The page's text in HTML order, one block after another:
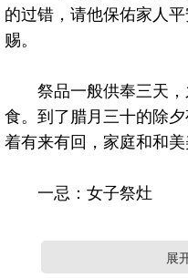
的过错，请他保佑家人
赐。
祭品一般供奉三天，
食。到了腊月三十的除
着有来有回，家庭和和美
一忌：女子祭灶
在民间，流传着“男不
秋之夜，女子祭拜月神展